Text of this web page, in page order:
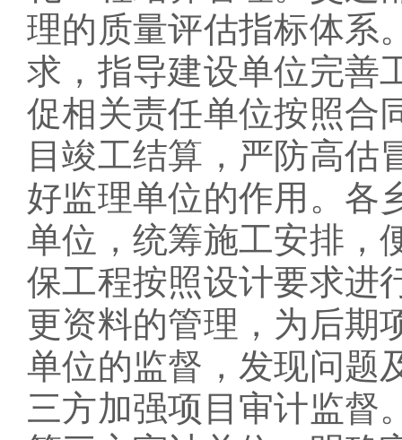
理的质量评估指标体系
求，指导建设单位完善
促相关责任单位按照合
目竣工结算，严防高估
好监理单位的作用。各
单位，统筹施工安排，
保工程按照设计要求进
更资料的管理，为后期
单位的监督，发现问题
三方加强项目审计监督